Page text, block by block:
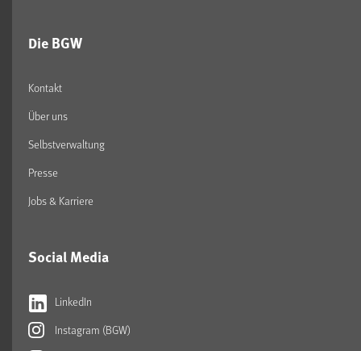
Die BGW
Kontakt
Über uns
Selbstverwaltung
Presse
Jobs & Karriere
Social Media
LinkedIn
Instagram (BGW)